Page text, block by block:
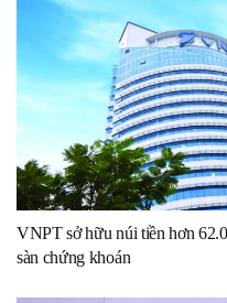
VNPT sở hữu núi tiền hơn
sàn chứng khoán